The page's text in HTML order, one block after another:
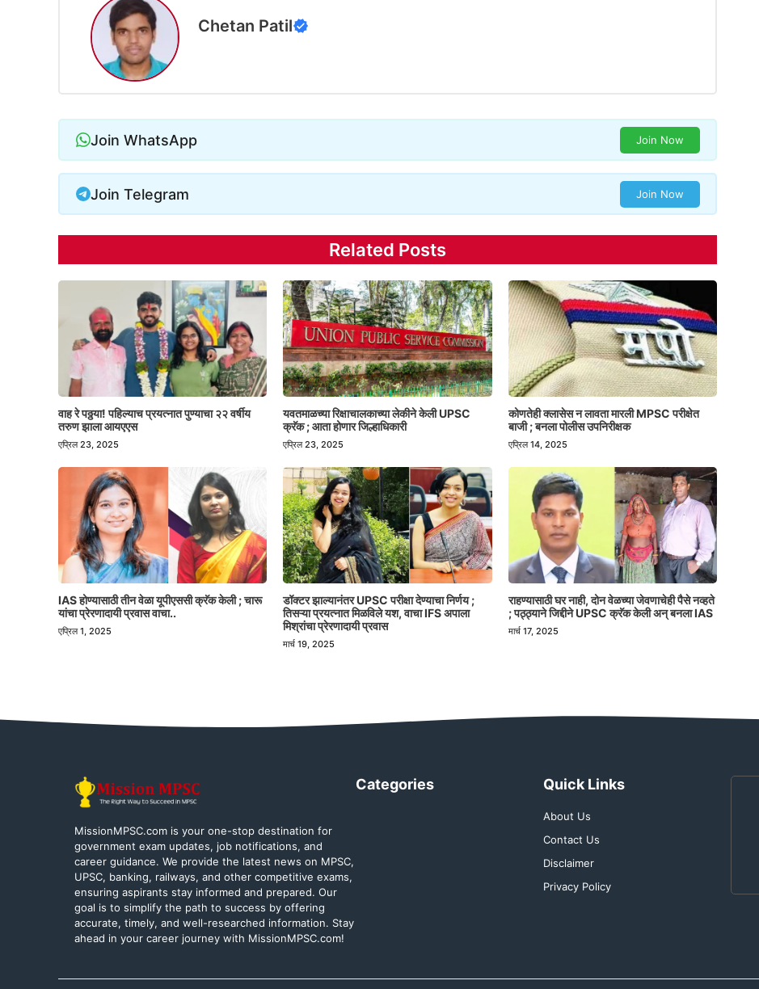
Chetan Patil
Join WhatsApp Join Now
Join Telegram Join Now
Related Posts
वाह रे पठ्ठया! पहिल्याच प्रयत्नात पुण्याचा २२ वर्षीय
तरुण झाला आयएएस
एप्रिल 23, 2025
यवतमाळच्या रिक्षाचालकाच्या लेकीने केली UPSC
क्रॅक ; आता होणार जिल्हाधिकारी
एप्रिल 23, 2025
कोणतेही क्लासेस न लावता मारली MPSC परीक्षेत
बाजी ; बनला पोलीस उपनिरीक्षक
एप्रिल 14, 2025
IAS होण्यासाठी तीन वेळा यूपीएससी क्रॅक केली ; चारू
यांचा प्रेरणादायी प्रवास वाचा..
एप्रिल 1, 2025
डॉक्टर झाल्यानंतर UPSC परीक्षा देण्याचा निर्णय ;
तिसऱ्या प्रयत्नात मिळविले यश, वाचा IFS अपाला
मिश्रांचा प्रेरणादायी प्रवास
मार्च 19, 2025
राहण्यासाठी घर नाही, दोन वेळच्या जेवणाचेही पैसे नव्हते
; पठ्ठ्याने जिद्दीने UPSC क्रॅक केली अन् बनला IAS
मार्च 17, 2025
MissionMPSC.com is your one-stop destination for
government exam updates, job notifications, and
career guidance. We provide the latest news on MPSC,
UPSC, banking, railways, and other competitive exams,
ensuring aspirants stay informed and prepared. Our
goal is to simplify the path to success by offering
accurate, timely, and well-researched information. Stay
ahead in your career journey with MissionMPSC.com!
Categories Quick Links
About Us
Contact Us
Disclaimer
Privacy Policy